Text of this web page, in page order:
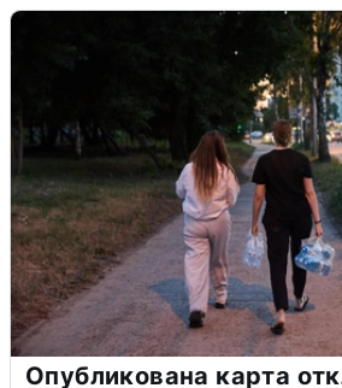
Опубликована карта